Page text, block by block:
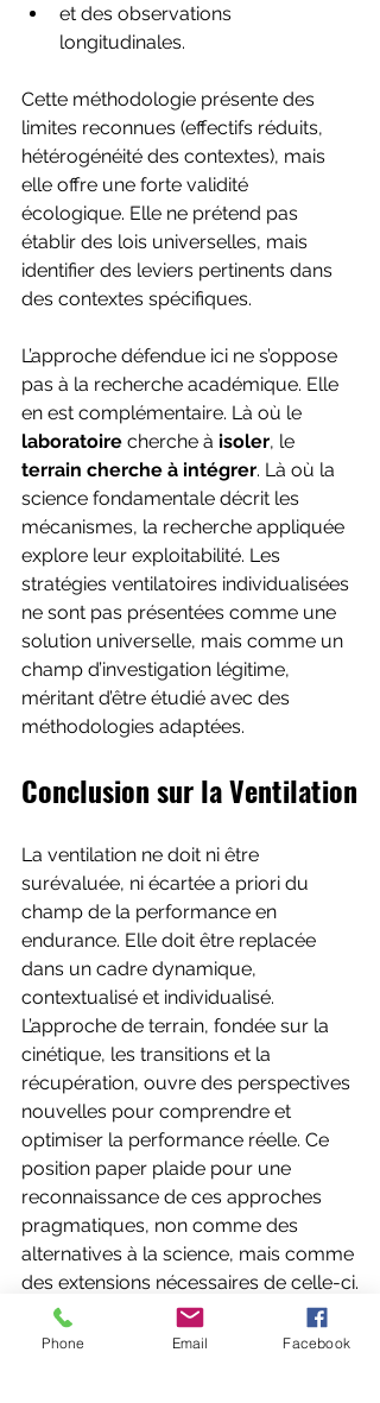
et des observations
longitudinales.
Cette méthodologie présente des
limites reconnues (effectifs réduits,
hétérogénéité des contextes), mais
elle offre une forte validité
écologique. Elle ne prétend pas
établir des lois universelles, mais
identifier des leviers pertinents dans
des contextes spécifiques.
L’approche défendue ici ne s’oppose
pas à la recherche académique. Elle
en est complémentaire. Là où le
laboratoire cherche à isoler, le
terrain cherche à intégrer. Là où la
science fondamentale décrit les
mécanismes, la recherche appliquée
explore leur exploitabilité. Les
stratégies ventilatoires individualisées
ne sont pas présentées comme une
solution universelle, mais comme un
champ d’investigation légitime,
méritant d’être étudié avec des
méthodologies adaptées.
Conclusion sur la Ventilation
La ventilation ne doit ni être
surévaluée, ni écartée a priori du
champ de la performance en
endurance. Elle doit être replacée
dans un cadre dynamique,
contextualisé et individualisé.
L’approche de terrain, fondée sur la
cinétique, les transitions et la
récupération, ouvre des perspectives
nouvelles pour comprendre et
optimiser la performance réelle. Ce
position paper plaide pour une
reconnaissance de ces approches
pragmatiques, non comme des
alternatives à la science, mais comme
des extensions nécessaires de celle-ci.
Conclusion sur mes travaux
Phone Email Facebook